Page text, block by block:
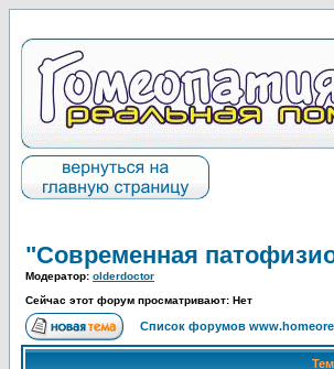
"Современная
Модератор: olderdoctor
Сейчас этот форум просматривают: Нет
Список форумов